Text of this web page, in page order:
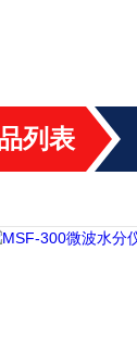
列表